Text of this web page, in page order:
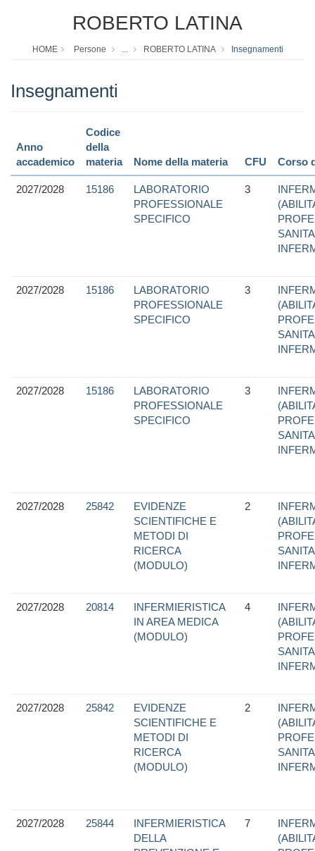
ROBERTO LATINA
HOME Persone ... ROBERTO LATINA Insegnamenti
Insegnamenti
Anno
accademico
Codice
della
materia
Nome della materia CFU Corso
2027/2028 15186
LABORATORIO
PROFESSIONALE
SPECIFICO
3
2027/2028 15186
LABORATORIO
PROFESSIONALE
SPECIFICO
3
2027/2028 15186
LABORATORIO
PROFESSIONALE
SPECIFICO
3
2027/2028 25842
EVIDENZE
SCIENTIFICHE E
METODI DI
RICERCA
(MODULO)
2
2027/2028 20814
INFERMIERISTICA
IN AREA MEDICA
(MODULO)
4
2027/2028 25842
EVIDENZE
SCIENTIFICHE E
METODI DI
RICERCA
(MODULO)
2
2027/2028 25844
INFERMIERISTICA
DELLA
7